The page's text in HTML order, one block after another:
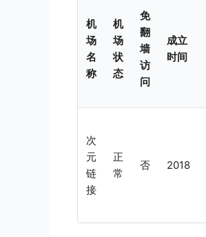
机
场
名
称
机
场
状
态
免
翻
墙
访
问
成立
时间
次
元
链
接
正
常
否 2018